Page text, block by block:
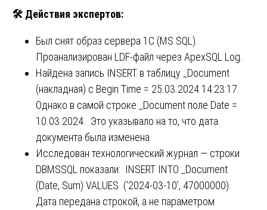
🛠️ Действия экспертов:
Был снят образ сервера 1С (MS SQL).
Проанализирован LDF-файл через ApexSQL Log.
Найдена запись INSERT в таблицу _Document
(накладная) с Begin Time = 25.03.2024 14:23:17.
Однако в самой строке _Document поле Date =
10.03.2024. Это указывало на то, что дата
документа была изменена.
Исследован технологический журнал — строки
DBMSSQL показали: INSERT INTO _Document
(Date, Sum) VALUES (‘2024-03-10’, 47000000).
Дата передана строкой, а не параметром